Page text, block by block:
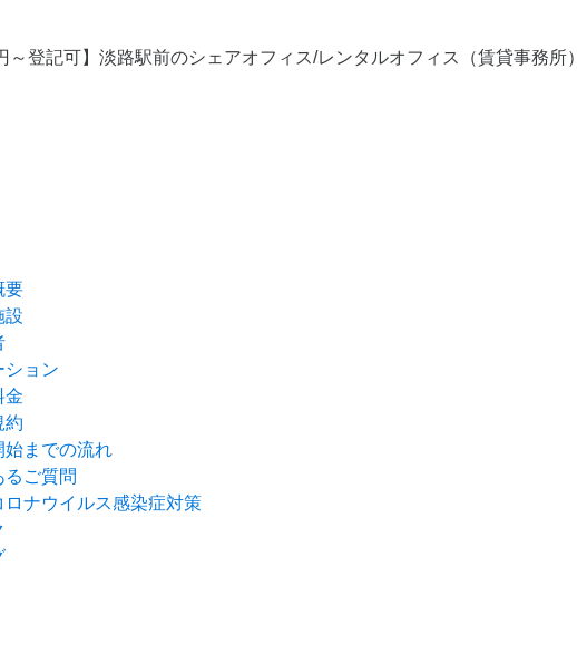
～登記可】淡路駅前のシェアオフィス/レンタルオフィス（賃貸事務所）
要
設
ション
金
約
始までの流れ
るご質問
ロナウイルス感染症対策